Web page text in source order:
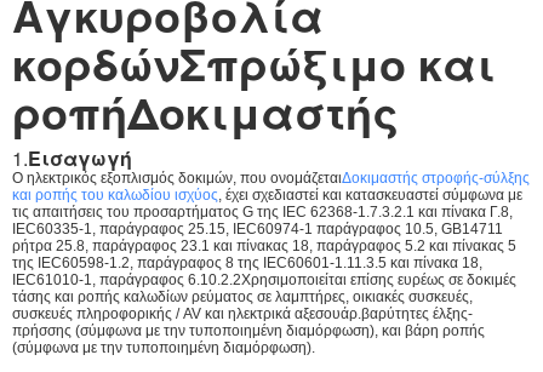
Αγκυροβολία
κορδώνΣπρώξιμο και
ροπήΔοκιμαστής
1.Εισαγωγή
Ο ηλεκτρικός εξοπλισμός δοκιμών, που ονομάζεταιΔοκιμαστής στροφής-σύλξης
και ροπής του καλωδίου ισχύος, έχει σχεδιαστεί και κατασκευαστεί σύμφωνα με
τις απαιτήσεις του προσαρτήματος G της IEC 62368-1.7.3.2.1 και πίνακα Γ.8,
IEC60335-1, παράγραφος 25.15, IEC60974-1 παράγραφος 10.5, GB14711
ρήτρα 25.8, παράγραφος 23.1 και πίνακας 18, παράγραφος 5.2 και πίνακας 5
της IEC60598-1.2, παράγραφος 8 της IEC60601-1.11.3.5 και πίνακα 18,
IEC61010-1, παράγραφος 6.10.2.2Χρησιμοποιείται επίσης ευρέως σε δοκιμές
τάσης και ροπής καλωδίων ρεύματος σε λαμπτήρες, οικιακές συσκευές,
συσκευές πληροφορικής / AV και ηλεκτρικά αξεσουάρ.βαρύτητες έλξης-
πρήσσης (σύμφωνα με την τυποποιημένη διαμόρφωση), και βάρη ροπής
(σύμφωνα με την τυποποιημένη διαμόρφωση).